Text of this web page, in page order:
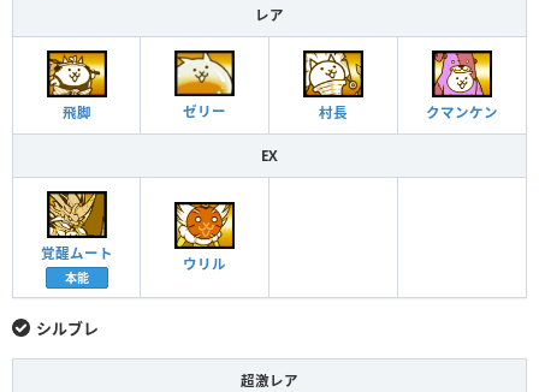
レア
飛脚 ゼリー 村長 クマンケン
EX
覚醒ムート
本能
ウリル
シルブレ
超激レア